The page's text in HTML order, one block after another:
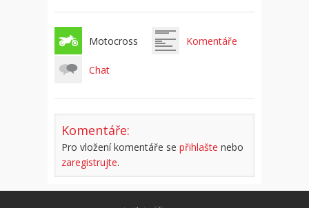
Motocross Komentáře
Chat
Komentáře:
Pro vložení komentáře se přihlašte nebo
zaregistrujte.